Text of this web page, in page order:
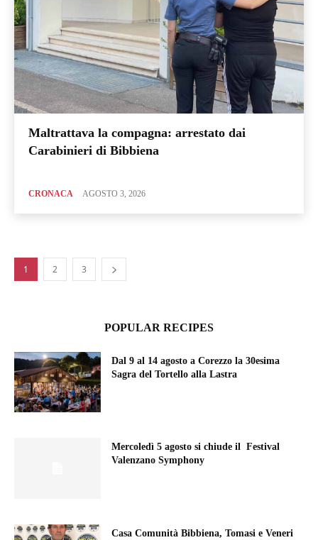
Maltrattava la compagna: arrestato dai
Carabinieri di Bibbiena
CRONACA AGOSTO 3, 2026
1 2 3
POPULAR RECIPES
Dal 9 al 14 agosto a Corezzo la 30esima
Sagra del Tortello alla Lastra
Mercoledì 5 agosto si chiude il Festival
Valenzano Symphony
Casa Comunità Bibbiena, Tomasi e Veneri